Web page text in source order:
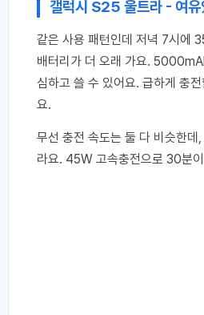
갤럭시 S25 울트라 - 여유
같은 사용 패턴인데 저녁 7시에
배터리가 더 오래 가요.
심하고 쓸 수 있어요. 급하게 충
요.
무선 충전 속도는 둘 다 비슷한데
라요. 45W 고속충전으로 30분